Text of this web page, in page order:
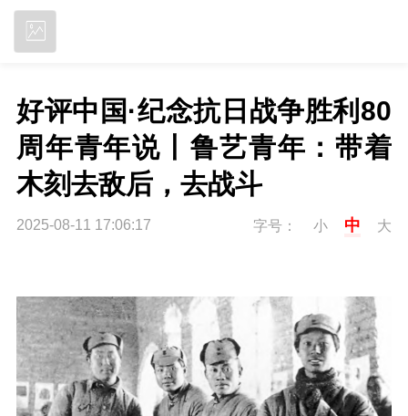
好评中国·纪念抗日战争胜利80
周年青年说丨鲁艺青年：带着
木刻去敌后，去战斗
2025-08-11 17:06:17 字号： 小 中 大